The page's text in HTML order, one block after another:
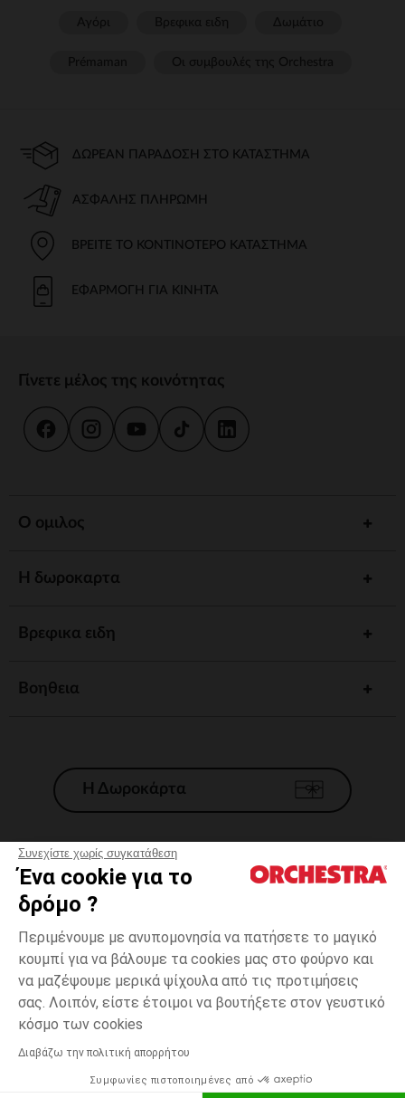
Συνεχίστε χωρίς συγκατάθεση
Ένα cookie για το
δρόμο ?
Περιμένουμε με ανυπομονησία να πατήσετε το μαγικό
κουμπί για να βάλουμε τα cookies μας στο φούρνο και
να μαζέψουμε μερικά ψίχουλα από τις προτιμήσεις
σας. Λοιπόν, είστε έτοιμοι να βουτήξετε στον γευστικό
κόσμο των cookies
Διαβάζω την πολιτική απορρήτου
Συμφωνίες πιστοποιημένες από
Μαύρο
one
Δυνατότητα πληρωμής με
ΔΩΡΕΆΝ ΠΑΡΆΔΟΣΗ ΣΤΟ ΚΑΤΆΣΤΗΜΑ
ΑΣΦΑΛΉΣ ΠΛΗΡΩΜΉ
ΒΡΕΊΤΕ ΤΟ ΚΟΝΤΙΝΌΤΕΡΟ ΚΑΤΆΣΤΗΜΑ
ΕΦΑΡΜΟΓΉ ΓΙΑ ΚΙΝΗΤΆ
Γίνετε μέλος της κοινότητας
Ο ομιλος
Η δωροκαρτα
Βρεφικα ειδη
Βοηθεια
Η Δωροκάρτα
Γενικοί 'Οροι Πώλησης
*Εμπορικες προσφορες
Προσωπικά δεδομένα
Διαχείρηση των cookies
Προσβασιμότητα: μη συμμορφούμενη
H Orchestra συμμετέχει στον κωδικά δεοντολογίας και στο σύστημα
μεσολάβησης της Γαλλικής Ομοσπονδίας Ηλεκτρονικού Εμπορίου.